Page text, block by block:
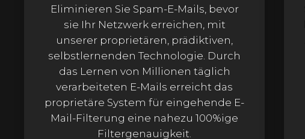
Eliminieren Sie Spam-E-Mails, bevor
sie Ihr Netzwerk erreichen, mit
unserer proprietären, prädiktiven,
selbstlernenden Technologie. Durch
das Lernen von Millionen täglich
verarbeiteten E-Mails erreicht das
proprietäre System für eingehende E-
Mail-Filterung eine nahezu 100%ige
Filtergenauigkeit.